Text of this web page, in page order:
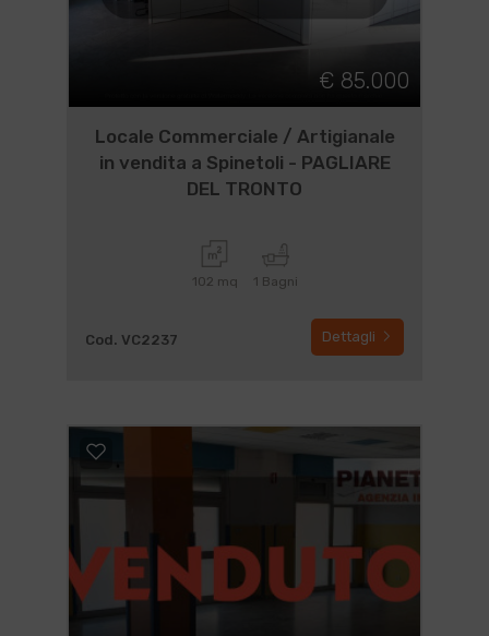
€ 85.000
Locale Commerciale / Artigianale
in vendita a Spinetoli - PAGLIARE
DEL TRONTO
102 mq 1 Bagni
Cod. VC2237 Dettagli